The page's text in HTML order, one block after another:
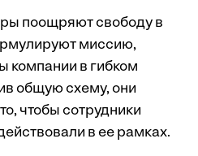
поощряют свободу в
миссию,
компании в гибком
общую схему, они
чтобы сотрудники
в ее рамках.